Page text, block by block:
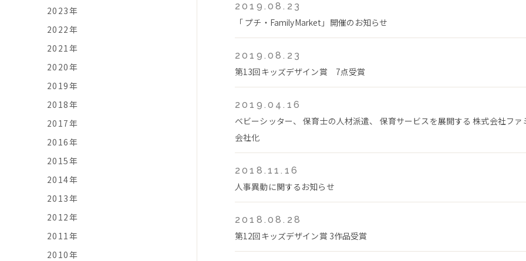
2019.08.23
「 プチ・FamilyMarket」開催のお知らせ
2019.08.23
第13回キッズデザイン賞 7点受賞
2019.04.16
ベビーシッター、 保育士の人材派遣、 保育サービスを展開する 株式会社フ
会社化
2018.11.16
人事異動に関するお知らせ
2018.08.28
第12回キッズデザイン賞 3作品受賞
2023年
2022年
2021年
2020年
2019年
2018年
2017年
2016年
2015年
2014年
2013年
2012年
2011年
2010年